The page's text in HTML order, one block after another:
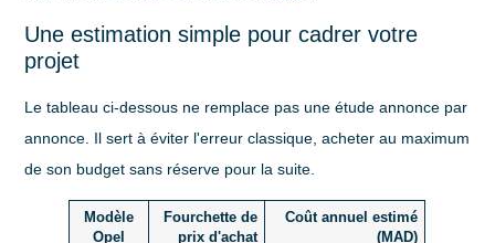
Une estimation simple pour cadrer votre
projet
Le tableau ci-dessous ne remplace pas une étude annonce par
annonce. Il sert à éviter l'erreur classique, acheter au maximum
de son budget sans réserve pour la suite.
Modèle
Opel
Fourchette de
prix d'achat
Coût annuel estimé
(MAD)